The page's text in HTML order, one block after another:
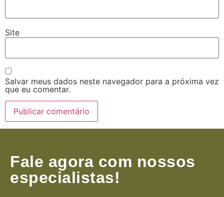
Site
Salvar meus dados neste navegador para a próxima vez
que eu comentar.
Fale agora com nossos
especialistas!